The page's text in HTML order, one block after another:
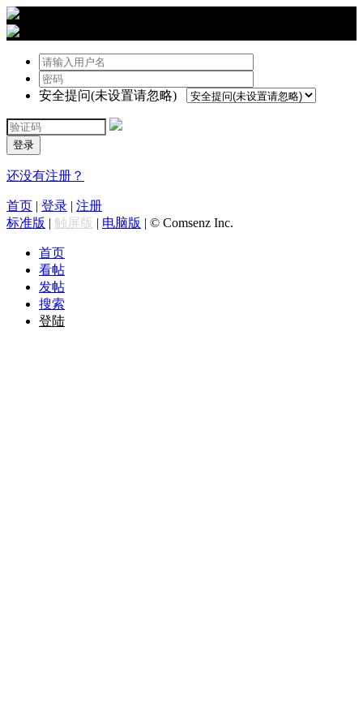
安全提问(未设置请忽略)
登录
还没有注册？
首页 | 登录 | 注册
标准版 | 触屏版 | 电脑版 | © Comsenz Inc.
首页
看帖
发帖
搜索
登陆